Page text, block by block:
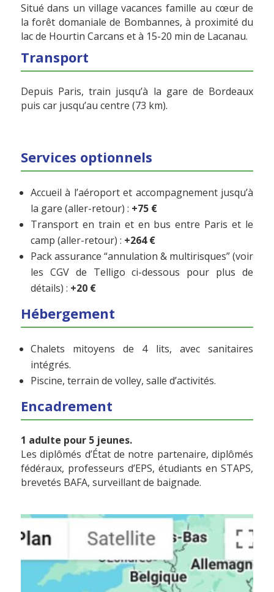
Situé dans un village vacances famille au cœur de
la forêt domaniale de Bombannes, à proximité du
lac de Hourtin Carcans et à 15-20 min de Lacanau.
Transport
Depuis Paris, train jusqu’à la gare de Bordeaux
puis car jusqu’au centre (73 km).
Services optionnels
Accueil à l’aéroport et accompagnement jusqu’à
la gare (aller-retour) : +75 €
Transport en train et en bus entre Paris et le
camp (aller-retour) : +264 €
Pack assurance “annulation & multirisques” (voir
les CGV de Telligo ci-dessous pour plus de
détails) : +20 €
Hébergement
Chalets mitoyens de 4 lits, avec sanitaires
intégrés.
Piscine, terrain de volley, salle d’activités.
Encadrement
1 adulte pour 5 jeunes.
Les diplômés d’État de notre partenaire, diplômés
fédéraux, professeurs d’EPS, étudiants en STAPS,
brevetés BAFA, surveillant de baignade.